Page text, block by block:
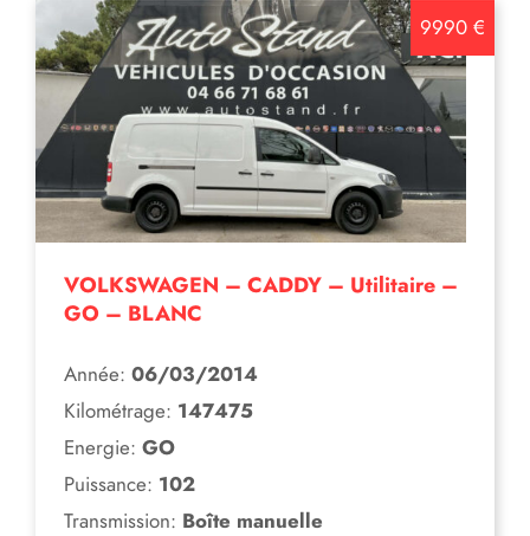
VOLKSWAGEN – CADDY – Utilitaire –
GO – BLANC
9990 €
Année: 06/03/2014
Kilométrage: 147475
Energie: GO
Puissance: 102
Transmission: Boîte manuelle